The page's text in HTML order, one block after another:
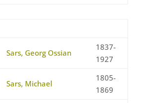
Sars, Georg Ossian
1837-
1927
Sars, Michael
1805-
1869